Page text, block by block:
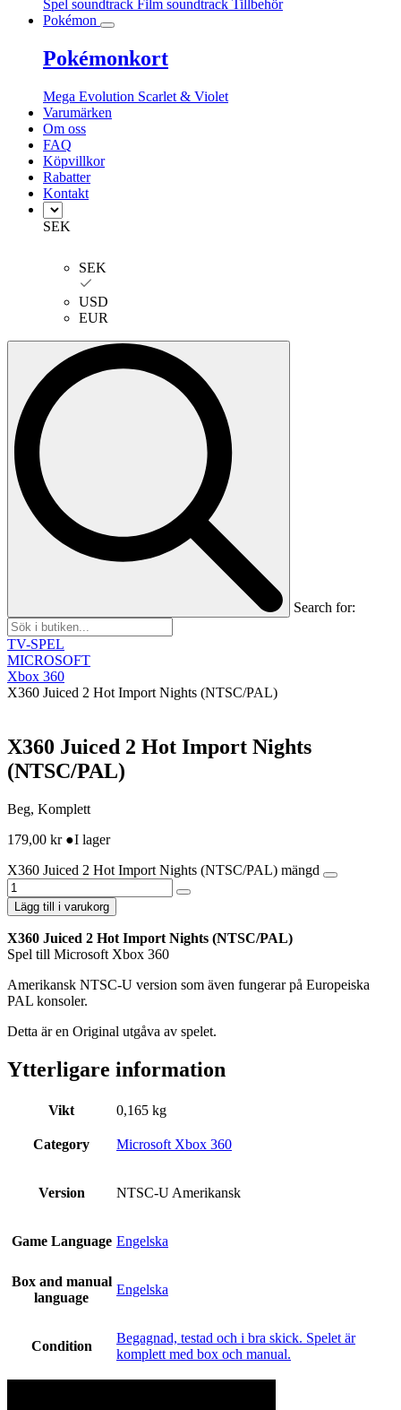
Spel soundtrack Film soundtrack Tillbehör
Pokémon
Pokémonkort
Mega Evolution Scarlet & Violet
Varumärken
Om oss
FAQ
Köpvillkor
Rabatter
Kontakt
SEK
SEK
USD
EUR
Search for:
TV-SPEL
MICROSOFT
Xbox 360
X360 Juiced 2 Hot Import Nights (NTSC/PAL)
X360 Juiced 2 Hot Import Nights
(NTSC/PAL)
Beg, Komplett
179,00 kr ●I lager
X360 Juiced 2 Hot Import Nights (NTSC/PAL) mängd
Lägg till i varukorg
X360 Juiced 2 Hot Import Nights (NTSC/PAL)
Spel till Microsoft Xbox 360
Amerikansk NTSC-U version som även fungerar på Europeiska
PAL konsoler.
Detta är en Original utgåva av spelet.
Ytterligare information
Vikt 0,165 kg
Category Microsoft Xbox 360
Version NTSC-U Amerikansk
Game Language Engelska
Box and manual
language
Engelska
Condition
Begagnad, testad och i bra skick. Spelet är
komplett med box och manual.